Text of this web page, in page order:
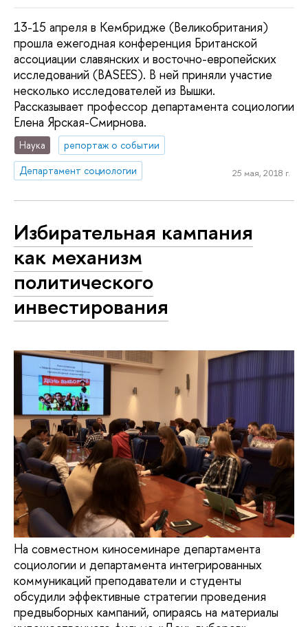
13-15 апреля в Кембридже (Великобритания)
прошла ежегодная конференция Британской
ассоциации славянских и восточно-европейских
исследований (BASEES). В ней приняли участие
несколько исследователей из Вышки.
Рассказывает профессор департамента социологии
Елена Ярская-Смирнова.
Наука
репортаж о событии
Департамент социологии
25 мая, 2018 г.
Избирательная кампания
как механизм
политического
инвестирования
На совместном киносеминаре департамента
социологии и департамента интегрированных
коммуникаций преподаватели и студенты
обсудили эффективные стратегии проведения
предвыборных кампаний, опираясь на материалы